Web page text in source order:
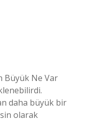
Büyük Ne Var
daha büyük bir
olarak